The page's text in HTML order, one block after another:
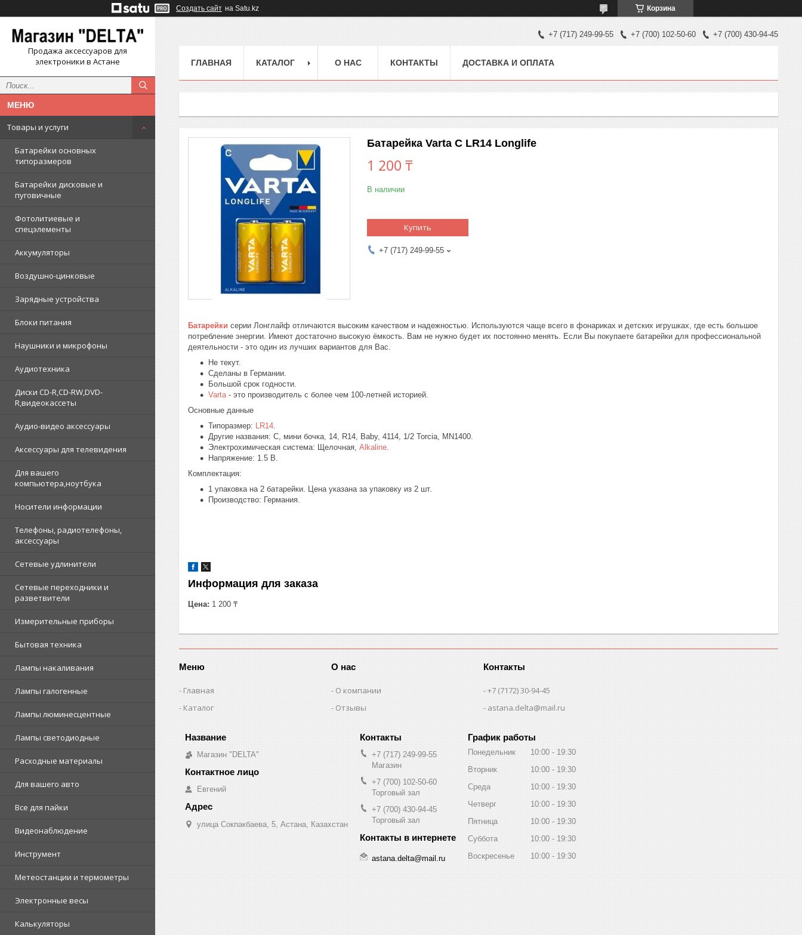
Создать сайт на Satu.kz Корзина
Продажа аксессуаров для
электроники в Астане
Товары и услуги
Батарейки основных
типоразмеров
Батарейки дисковые и
пуговичные
Фотолитиевые и
спецэлементы
Аккумуляторы
Воздушно-цинковые
Зарядные устройства
Блоки питания
Наушники и микрофоны
Аудиотехника
Диски CD-R,CD-RW,DVD-
R,видеокассеты
Аудио-видео аксессуары
Аксессуары для телевидения
Для вашего
компьютера,ноутбука
Носители информации
Телефоны, радиотелефоны,
аксессуары
Сетевые удлинители
Сетевые переходники и
разветвители
Измерительные приборы
Бытовая техника
Лампы накаливания
Лампы галогенные
Лампы люминесцентные
Лампы светодиодные
Расходные материалы
Для вашего авто
Все для пайки
Видеонаблюдение
Инструмент
Метеостанции и термометры
Электронные весы
Калькуляторы
+7 (717) 249-99-55 +7 (700) 102-50-60 +7 (700) 430-94-45
ГЛАВНАЯ КАТАЛОГ О НАС КОНТАКТЫ ДОСТАВКА И ОПЛАТА
Батарейка Varta C LR14 Longlife
1 200 ₸
В наличии
Купить
+7 (717) 249-99-55
Батарейки серии Лонглайф отличаются высоким качеством и надежностью. Используются чаще всего в фонариках и детских игрушках, где есть большое
потребление энергии. Имеют достаточно высокую ёмкость. Вам не нужно будет их постоянно менять. Если Вы покупаете батарейки для профессиональной
деятельности - это один из лучших вариантов для Вас.
Не текут.
Сделаны в Германии.
Большой срок годности.
Varta - это производитель с более чем 100-летней историей.
Основные данные
Типоразмер:
LR14
Другие названия: С, мини бочка, 14, R14, Baby, 4114, 1/2 Torcia, MN1400.
Электрохимическая система: Щелочная, Alkaline
Напряжение: 1.5 В.
Комплектация:
1 упаковка на 2 батарейки. Цена указана за упаковку из 2 шт.
Производство: Германия.
Информация для заказа
Цена: 1 200 ₸
Меню
Главная
Каталог
О нас
О компании
Отзывы
Контакты
+7 (7172) 30-94-45
astana.delta@mail.ru
Магазин "DELTA"
Евгений
улица Сокпакбаева, 5, Астана, Казахстан
+7 (717) 249-99-55
Магазин
+7 (700) 102-50-60
Торговый зал
+7 (700) 430-94-45
Торговый зал
astana.delta@mail.ru
График работы
Понедельник 10:00
19:30
Вторник
10:00
19:30
Среда
10:00
19:30
Четверг
10:00
19:30
Пятница
10:00
19:30
Суббота
10:00
19:30
Воскресенье
10:00 19:30